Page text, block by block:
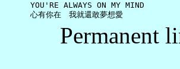
     YOU'RE ALWAYS ON MY MIND
Permanent